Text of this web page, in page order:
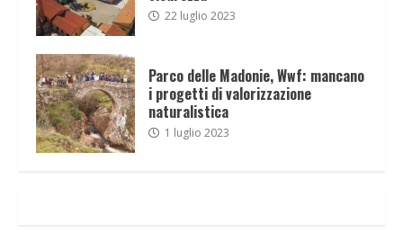
22 luglio 2023
Parco delle Madonie, Wwf: mancano
i progetti di valorizzazione
naturalistica
1 luglio 2023